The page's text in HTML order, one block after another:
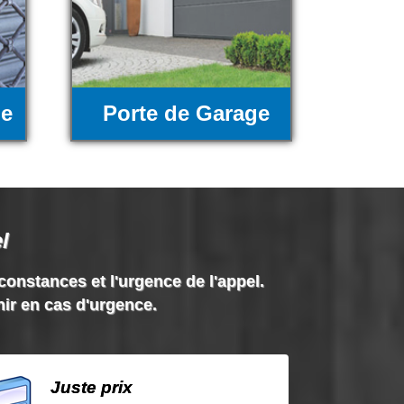
Porte de Garage
et l'urgence de l'appel.
en cas d'urgence.
Juste prix